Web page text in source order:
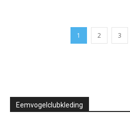
1 2 3
Eemvogelclubkleding